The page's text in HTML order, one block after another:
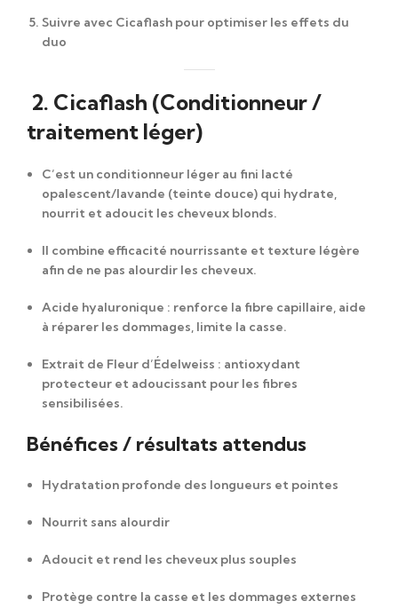
Suivre avec Cicaflash pour optimiser les effets du
duo
2. Cicaflash (Conditionneur /
traitement léger)
C’est un conditionneur léger au fini lacté
opalescent/lavande (teinte douce) qui hydrate,
nourrit et adoucit les cheveux blonds.
Il combine efficacité nourrissante et texture légère
afin de ne pas alourdir les cheveux.
Acide hyaluronique : renforce la fibre capillaire, aide
à réparer les dommages, limite la casse.
Extrait de Fleur d’Édelweiss : antioxydant
protecteur et adoucissant pour les fibres
sensibilisées.
Bénéfices / résultats attendus
Hydratation profonde des longueurs et pointes
Nourrit sans alourdir
Adoucit et rend les cheveux plus souples
Protège contre la casse et les dommages externes